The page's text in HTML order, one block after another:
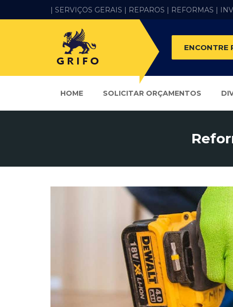
| SERVIÇOS GERAIS | REPAROS | REFORMAS |
ENCONTRE
HOME SOLICITAR ORÇAMENTOS